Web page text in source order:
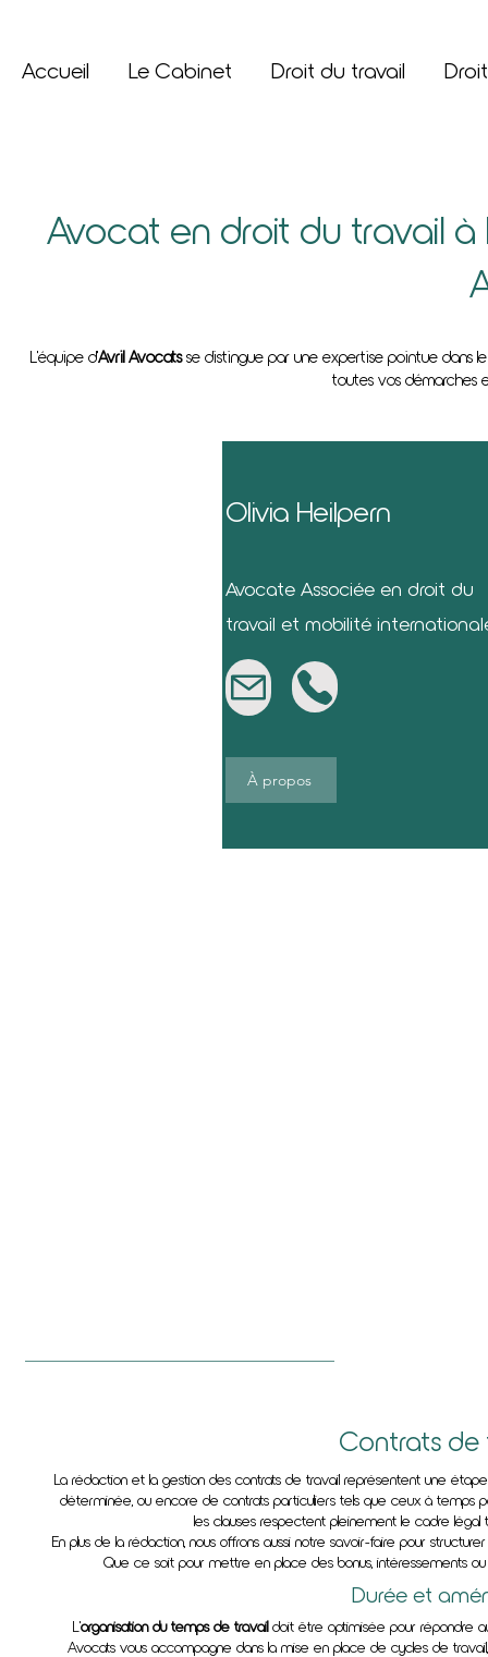
Accueil Le Cabinet Droit du travail
Avocat en droit du travail à
L'équipe d'Avril Avocatsse distingue par une expertise pointue dans
toutes vos démarches
Olivia Heilpern
Avocate Associée en droit du
travail et mobilité
À propos
Contrats de
La rédaction et la gestion des contrats de travail représentent une
déterminée, ou encore de contrats particuliers tels que ceux à temps
les clauses respectent pleinement le cadre
En plus de la rédaction, nous offrons aussi notre savoir-faire pour
Que ce soit pour mettre en place des bonus, intéressements
Durée et
L'organisation du temps de travaildoit être optimisée pour répondre
Avocats vous accompagne dans la mise en place de cycles de